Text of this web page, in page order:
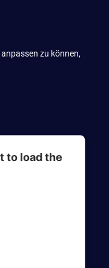
zu können,
to load the